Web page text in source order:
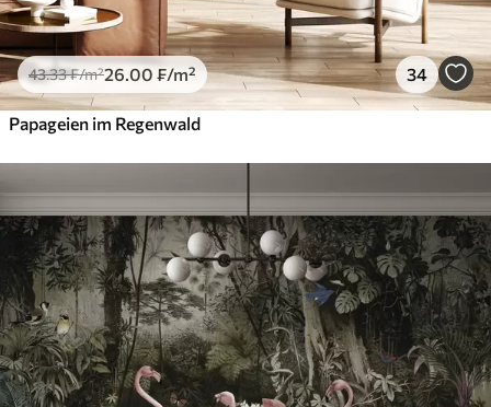
43.33₣/m²26 .00 ₣/m² 34
Papageien im Regenwald